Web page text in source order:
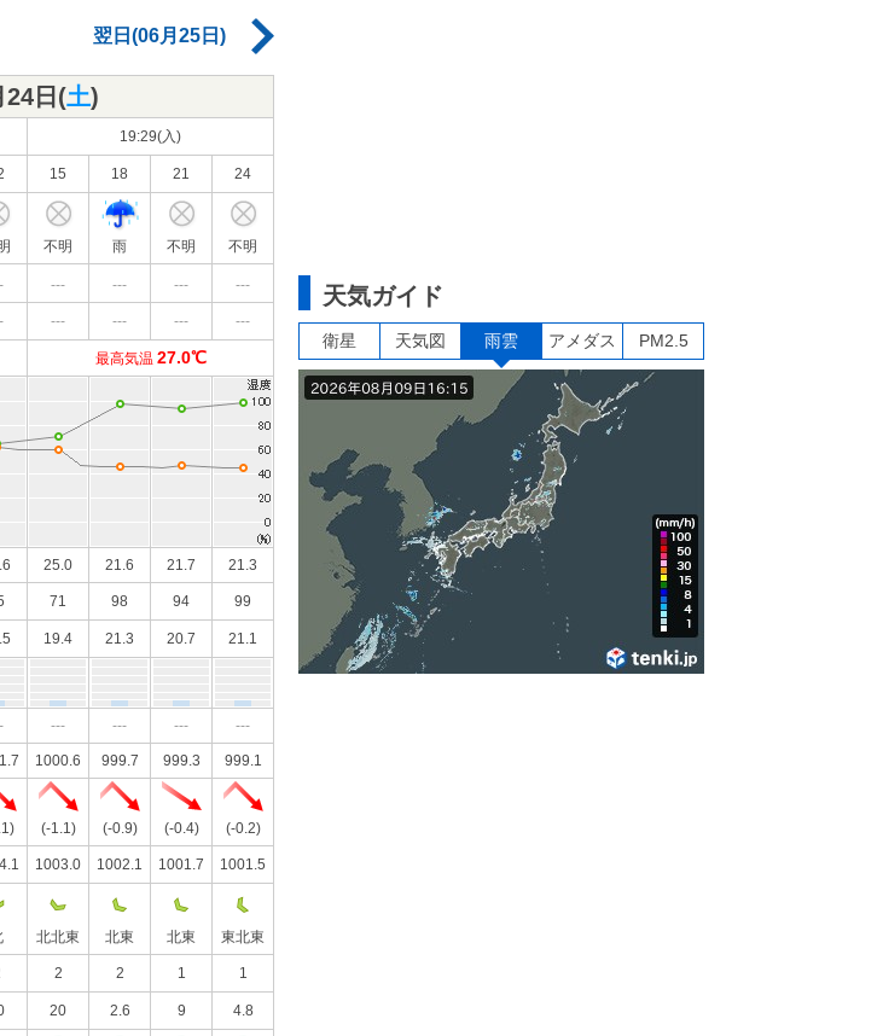
翌日(06月25日)
24日(土)
19:29(入)
15 18 21 24
不明 雨 不明 不明
--- --- --- ---
--- --- --- ---
最高気温 27.0℃
25.0 21.6 21.7 21.3
71 98 94 99
19.4 21.3 20.7 21.1
--- --- --- ---
1000.6 999.7 999.3 999.1
(-1.1) (-0.9) (-0.4) (-0.2)
1003.0 1002.1 1001.7 1001.5
北北東 北東 北東 東北東
2 2 1 1
20 2.6 9 4.8
天気ガイド
衛星 天気図 雨雲 アメダス PM2.5